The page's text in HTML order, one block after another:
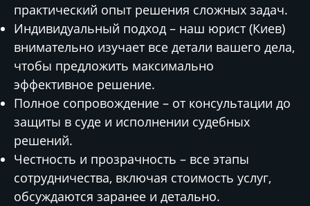
практический опыт решения сложных задач.
Индивидуальный подход – наш юрист (Киев)
внимательно изучает все детали вашего дела,
чтобы предложить максимально
эффективное решение.
Полное сопровождение – от консультации до
защиты в суде и исполнении судебных
решений.
Честность и прозрачность – все этапы
сотрудничества, включая стоимость услуг,
обсуждаются заранее и детально.